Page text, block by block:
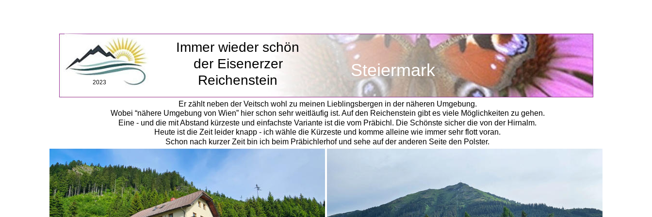
Er zählt neben der Veitsch wohl zu meinen Lieblingsbergen in der näheren Umgebung.
Wobei “nähere Umgebung von Wien” hier schon sehr weitläufig ist. Auf den Reichenstein gibt es viele Möglichkeiten zu gehen.
Eine - und die mit Abstand kürzeste und einfachste Variante ist die vom Präbichl. Die Schönste sicher die von der Hirnalm.
Heute ist die Zeit leider knapp - ich wähle die Kürzeste und komme alleine wie immer sehr flott voran.
Schon nach kurzer Zeit bin ich beim Präbichlerhof und sehe auf der anderen Seite den Polster.
Steiermark
2023
Immer wieder schön
der Eisenerzer
Reichenstein